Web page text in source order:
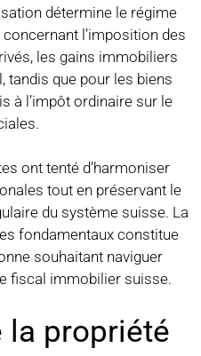
détermine le régime
l’imposition des
les gains immobiliers
tandis que pour les biens
à l’impôt ordinaire sur le
ont tenté d’harmoniser
tout en préservant le
du système suisse. La
fondamentaux constitue
souhaitant naviguer
fiscal immobilier suisse.
la propriété